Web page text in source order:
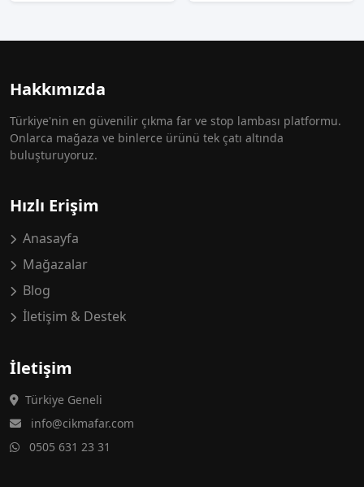
Hakkımızda
Türkiye'nin en güvenilir çıkma far ve stop lambası platformu.
Onlarca mağaza ve binlerce ürünü tek çatı altında
buluşturuyoruz.
Hızlı Erişim
Anasayfa
Mağazalar
Blog
İletişim & Destek
İletişim
Türkiye Geneli
info@cikmafar.com
0505 631 23 31